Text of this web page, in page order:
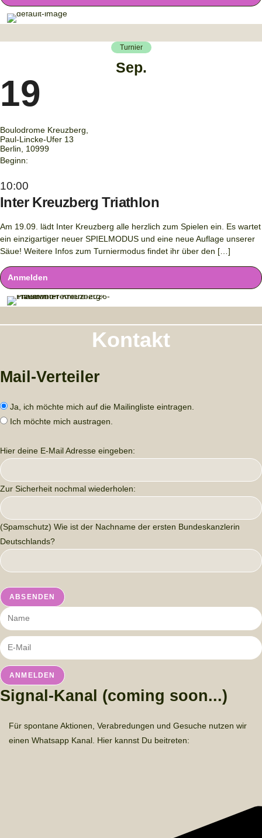
Turnier
Sep.
19
Boulodrome Kreuzberg,
Paul-Lincke-Ufer 13
Berlin
10999
Beginn:
10:00
Inter Kreuzberg Triathlon
Am 19.09. lädt Inter Kreuzberg alle herzlich zum Spielen ein. Es wartet
ein einzigartiger neuer SPIELMODUS und eine neue Auflage unserer
Säue! Weitere Infos zum Turniermodus findet ihr über den […]
Anmelden
Kontakt
Mail-Verteiler
Ja, ich möchte mich auf die Mailingliste eintragen.
Ich möchte mich austragen.
Hier deine E-Mail Adresse eingeben:
Zur Sicherheit nochmal wiederholen:
(Spamschutz) Wie ist der Nachname der ersten Bundeskanzlerin
Deutschlands?
ANMELDEN
Signal-Kanal (coming soon...)
Für spontane Aktionen, Verabredungen und Gesuche nutzen wir
einen Whatsapp Kanal. Hier kannst Du beitreten: